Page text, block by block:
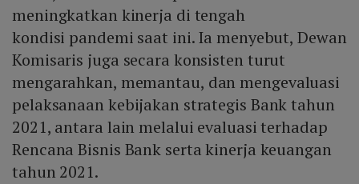
meningkatkan kinerja di tengah
kondisi pandemi saat ini. Ia menyebut, Dewan
Komisaris juga secara konsisten turut
mengarahkan, memantau, dan mengevaluasi
pelaksanaan kebijakan strategis Bank tahun
2021, antara lain melalui evaluasi terhadap
Rencana Bisnis Bank serta kinerja keuangan
tahun 2021.